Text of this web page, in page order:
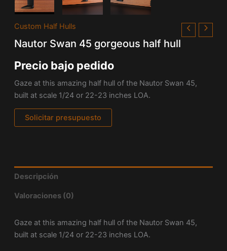
Custom Half Hulls
Nautor Swan 45 gorgeous half hull
Precio bajo pedido
Gaze at this amazing half hull of the Nautor Swan 45,
built at scale 1/24 or 22-23 inches LOA.
Solicitar presupuesto
Descripción
Valoraciones (0)
Gaze at this amazing half hull of the Nautor Swan 45,
built at scale 1/24 or 22-23 inches LOA.